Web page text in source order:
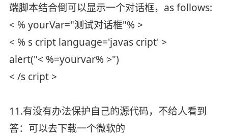
端脚本结合倒可以显示一个对话框，as follows:
< % yourVar="测试对话框"% >
< % s cript language='javas cript' >
alert("< %=yourvar% >")
< /s cript >
11.有没有办法保护自己的源代码，不给人看到
答：可以去下载一个微软的